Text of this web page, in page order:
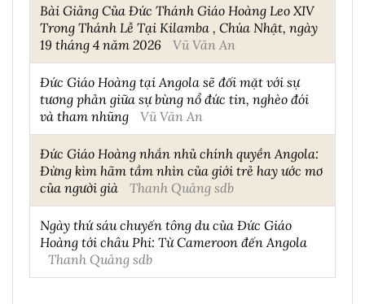
Bài Giảng Của Đức Thánh Giáo Hoàng Leo XIV
Trong Thánh Lễ Tại Kilamba , Chúa Nhật, ngày
19 tháng 4 năm 2026
Vũ Văn An
Đức Giáo Hoàng tại Angola sẽ đối mặt với sự
tương phản giữa sự bùng nổ đức tin, nghèo đói
và tham nhũng
Vũ Văn An
Đức Giáo Hoàng nhắn nhủ chính quyền Angola:
Đừng kìm hãm tầm nhìn của giới trẻ hay ước mơ
của người già
Thanh Quảng sdb
Ngày thứ sáu chuyến tông du của Đức Giáo
Hoàng tới châu Phi: Từ Cameroon đến Angola
Thanh Quảng sdb